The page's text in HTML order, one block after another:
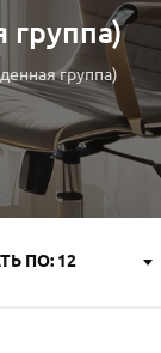
группа)
ПО: 12